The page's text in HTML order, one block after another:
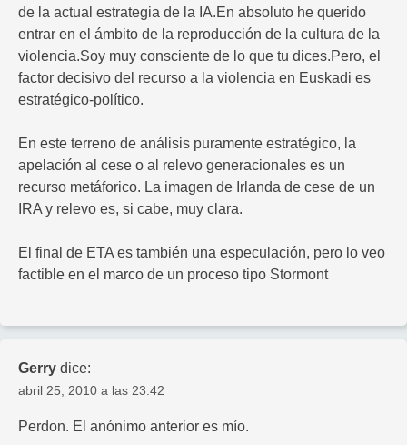
de la actual estrategia de la IA.En absoluto he querido
entrar en el ámbito de la reproducción de la cultura de la
violencia.Soy muy consciente de lo que tu dices.Pero, el
factor decisivo del recurso a la violencia en Euskadi es
estratégico-político.
En este terreno de análisis puramente estratégico, la
apelación al cese o al relevo generacionales es un
recurso metáforico. La imagen de Irlanda de cese de un
IRA y relevo es, si cabe, muy clara.
El final de ETA es también una especulación, pero lo veo
factible en el marco de un proceso tipo Stormont
Gerry dice:
abril 25, 2010 a las 23:42
Perdon. El anónimo anterior es mío.